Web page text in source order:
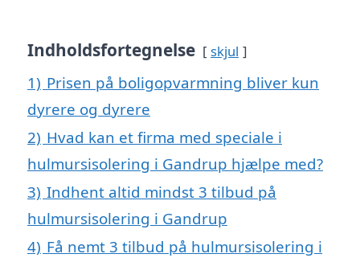
Indholdsfortegnelse skjul
1) Prisen på boligopvarmning bliver kun
dyrere og dyrere
2) Hvad kan et firma med speciale i
hulmursisolering i Gandrup hjælpe med?
3) Indhent altid mindst 3 tilbud på
hulmursisolering i Gandrup
4) Få nemt 3 tilbud på hulmursisolering i